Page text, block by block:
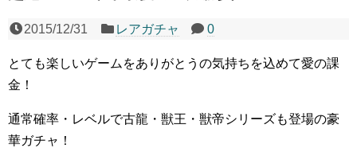
2015/12/31 レアガチャ 0
とても楽しいゲームをありがとうの気持ちを込めて愛の課
金！
通常確率・レベルで古龍・獣王・獣帝シリーズも登場の豪
華ガチャ！